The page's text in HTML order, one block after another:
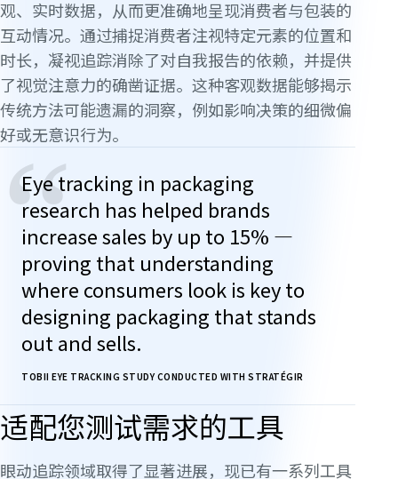
观、实时数据，从而更准确地呈现消费者与包装的
互动情况。通过捕捉消费者注视特定元素的位置和
时长，凝视追踪消除了对自我报告的依赖，并提供
了视觉注意力的确凿证据。这种客观数据能够揭示
传统方法可能遗漏的洞察，例如影响决策的细微偏
好或无意识行为。
“
Eye tracking in packaging
research has helped brands
increase sales by up to 15% —
proving that understanding
where consumers look is key to
designing packaging that stands
out and sells.
TOBII EYE TRACKING STUDY CONDUCTED WITH STRATÉGIR
适配您测试需求的工具
眼动追踪领域取得了显著进展，现已有一系列工具